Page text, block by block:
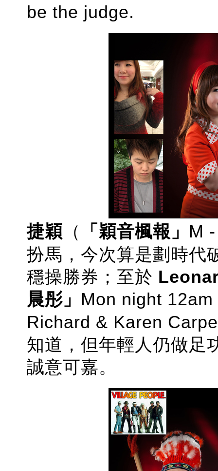
be the judge.
捷穎 （ 「穎音楓報」 M
扮馬，今次算是劃時代
穩操勝券；至於
晨彤」 Mon night 12am
Richard & Karen
知道，但年輕人仍做足
誠意可嘉。